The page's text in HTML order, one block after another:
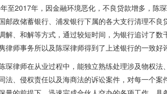
2017年，因金融环境恶化，不良贷款增多，陈
邮政储蓄银行、浦发银行下属的各大支行清理不良
解、和解等方式，通过较短时间，为银行追讨了数
律师事务所以及陈琛律师得到了上述银行的一致好
律师在从业过程中，能独立熟练处理涉及物权法、
法、侵权责任以及海商法的诉讼案件，对每一个案